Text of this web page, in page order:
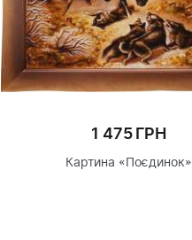
1 475 ГРН
Картина «Поєдинок»